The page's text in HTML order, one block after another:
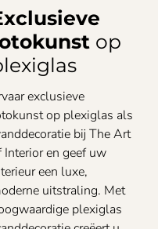
op
exclusieve
op plexiglas als
bij The Art
Interior en geef uw
een luxe,
uitstraling. Met
plexiglas